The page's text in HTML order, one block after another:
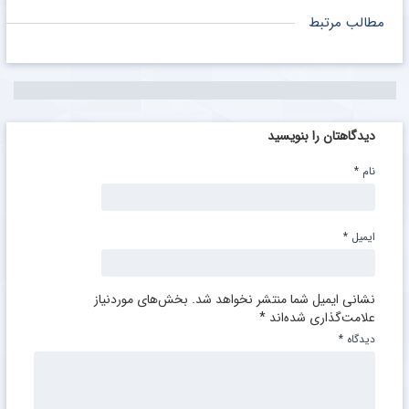
مطالب مرتبط
دیدگاهتان را بنویسید
نشانی ایمیل شما منتشر نخواهد شد. بخش‌های موردنیاز
علامت‌گذاری شده‌اند *
دیدگاه *
نام *
ایمیل *